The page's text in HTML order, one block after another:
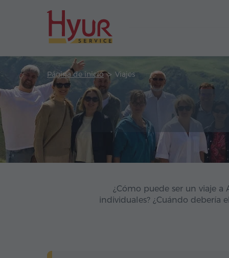
Página de inicio Viajes
¿Cómo puede ser un viaje
individuales? ¿Cuándo debería